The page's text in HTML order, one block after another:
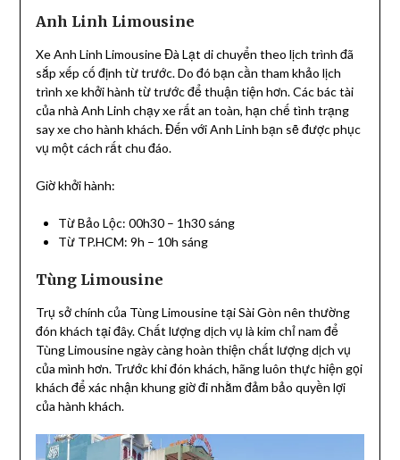
Anh Linh Limousine
Xe Anh Linh Limousine Đà Lạt di chuyển theo lịch trình đã
sắp xếp cố định từ trước. Do đó bạn cần tham khảo lịch
trình xe khởi hành từ trước để thuận tiện hơn. Các bác tài
của nhà Anh Linh chạy xe rất an toàn, hạn chế tình trạng
say xe cho hành khách. Đến với Anh Linh bạn sẽ được phục
vụ một cách rất chu đáo.
Giờ khởi hành:
Từ Bảo Lộc: 00h30 – 1h30 sáng
Từ TP.HCM: 9h – 10h sáng
Tùng Limousine
Trụ sở chính của Tùng Limousine tại Sài Gòn nên thường
đón khách tại đây. Chất lượng dịch vụ là kim chỉ nam để
Tùng Limousine ngày càng hoàn thiện chất lượng dịch vụ
của mình hơn. Trước khi đón khách, hãng luôn thực hiện gọi
khách để xác nhận khung giờ đi nhằm đảm bảo quyền lợi
của hành khách.